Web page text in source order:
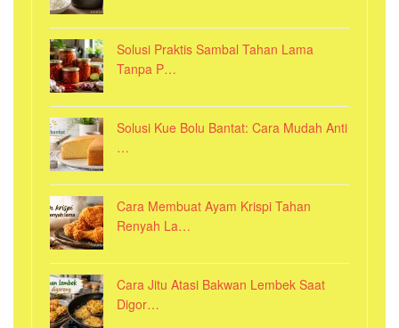
Solusi Praktis Sambal Tahan Lama
Tanpa P…
Solusi Kue Bolu Bantat: Cara Mudah Anti
…
Cara Membuat Ayam Krispi Tahan
Renyah La…
Cara Jitu Atasi Bakwan Lembek Saat
Digor…